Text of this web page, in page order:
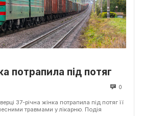
потрапила під потяг
0
37-річна жінка потрапила під потяг її
травмами у лікарню. Подія